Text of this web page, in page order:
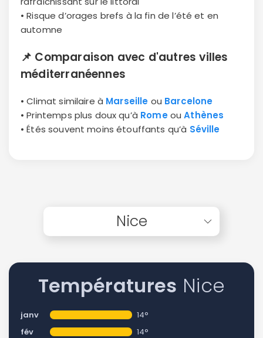
• Risque d’orages brefs à la fin de l’été et en
automne
📌 Comparaison avec d'autres villes
méditerranéennes
• Climat similaire à Marseille ou Barcelone
• Printemps plus doux qu’à RomeouAthènes
• Étés souvent moins étouffants qu’à Séville
Nice
Températures Nice
janv
14°
fév
14°